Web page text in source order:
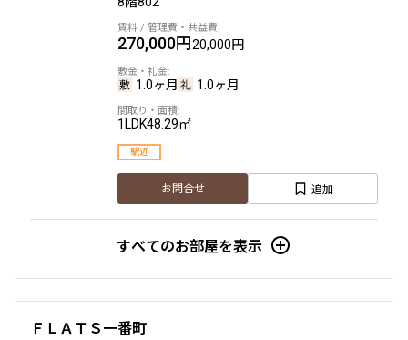
270,000円20,000円
1.0ヶ月 1.0ヶ月
1LDK48.29㎡
駅近
お問合せ 追加
すべてのお部屋を表示
ＦＬＡＴＳ一番町